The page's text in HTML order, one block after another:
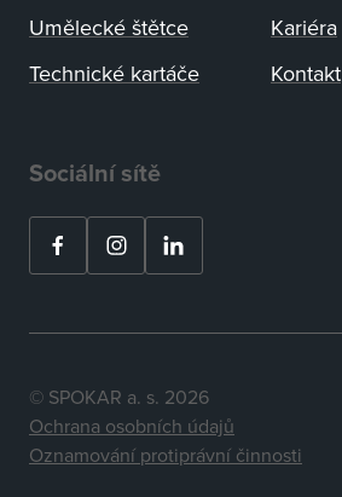
Umělecké štětce
Technické kartáče
Kariéra
Kontakt
Sociální sítě
© SPOKAR a. s. 2026
Ochrana osobních údajů
Oznamování protiprávní činnosti